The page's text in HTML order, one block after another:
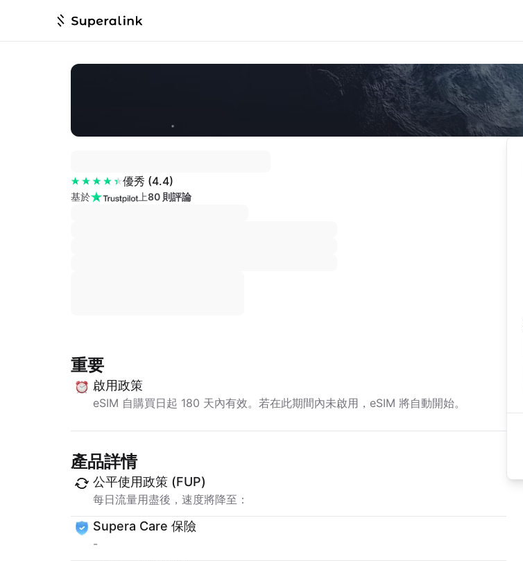
優秀 (4.4)
基於 上80 則評論
重要
啟用政策
eSIM 自購買日起 180 天內有效。若在此期間內未啟用，eSIM 將自動開始。
產品詳情
公平使用政策 (FUP)
每日流量用盡後，速度將降至：
Supera Care 保險
-